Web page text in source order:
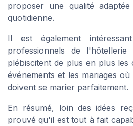
proposer une qualité
quotidienne.
Il est également
professionnels de
plébiscitent de plus en plus
événements et les mariages
doivent se marier parfaitement.
En résumé, loin des idées
prouvé qu'il est tout à fait